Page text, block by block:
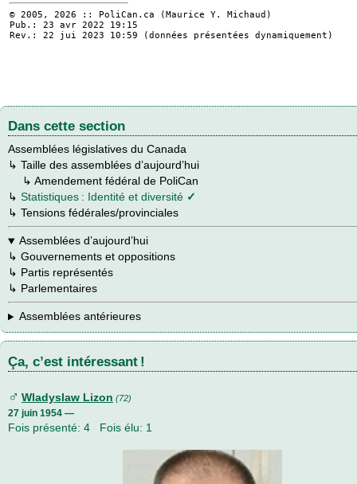
© 2005, 2026 :: PoliCan.ca (Maurice Y. Michaud )
Pub.: 23 avr 2022 19:15
Rev.: 22 jui 2023 10:59 (données présentées dynamiquement)
Dans cette section
Assemblées législatives du Canada
↳ Taille des assemblées d’aujourd’hui
↳ Amendement fédéral de PoliCan
↳ Statistiques : Identité et diversité ✓
↳ Tensions fédérales/provinciales
Assemblées d’aujourd’hui
↳ Gouvernements et oppositions
↳ Partis représentés
↳ Parlementaires
Assemblées antérieures
Ça, c’est intéressant !
♂ Wladyslaw Lizon (72)
27 juin 1954 —
Fois présenté: 4 Fois élu: 1